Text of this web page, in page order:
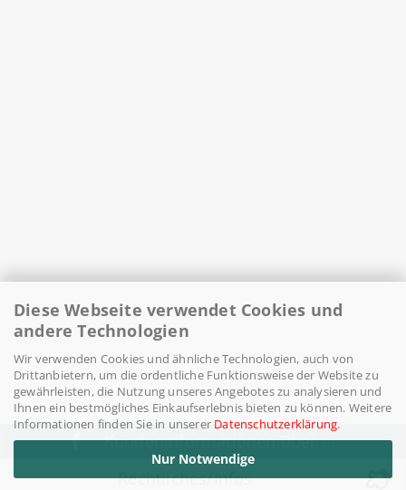
Diese Webseite verwendet Cookies und
andere Technologien
Wir verwenden Cookies und ähnliche Technologien, auch von
Drittanbietern, um die ordentliche Funktionsweise der Website zu
gewährleisten, die Nutzung unseres Angebotes zu analysieren und
Ihnen ein bestmögliches Einkaufserlebnis bieten zu können. Weitere
Informationen finden Sie in unserer Datenschutzerklärung.
Nur Notwendige
Kundeninformationen über ...
Rechtliches/Infos